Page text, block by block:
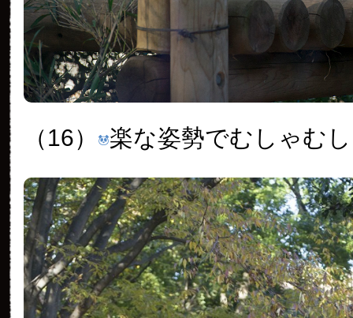
（16） 楽な姿勢でむしゃむ